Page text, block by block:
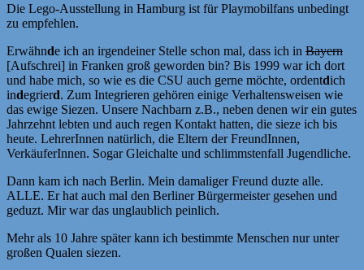
Die Lego-Ausstellung in Hamburg ist für Playmobilfans unbedingt
zu empfehlen.
Erwähnde ich an irgendeiner Stelle schon mal, dass ich in Bayern
[Aufschrei] in Franken groß geworden bin? Bis 1999 war ich dort
und habe mich, so wie es die CSU auch gerne möchte, ordentdich
indegrierd. Zum Integrieren gehören einige Verhaltensweisen wie
das ewige Siezen. Unsere Nachbarn z.B., neben denen wir ein gutes
Jahrzehnt lebten und auch regen Kontakt hatten, die sieze ich bis
heute. LehrerInnen natürlich, die Eltern der FreundInnen,
VerkäuferInnen. Sogar Gleichalte und schlimmstenfall Jugendliche.
Dann kam ich nach Berlin. Mein damaliger Freund duzte alle.
ALLE. Er hat auch mal den Berliner Bürgermeister gesehen und
geduzt. Mir war das unglaublich peinlich.
Mehr als 10 Jahre später kann ich bestimmte Menschen nur unter
großen Qualen siezen.